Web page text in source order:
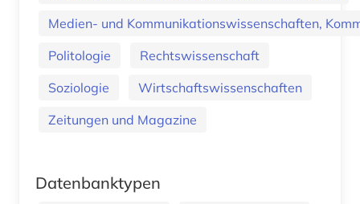
Medien- und Kommunikationswissenschaften,
Politologie
Rechtswissenschaft
Soziologie
Wirtschaftswissenschaften
Zeitungen und Magazine
Datenbanktypen